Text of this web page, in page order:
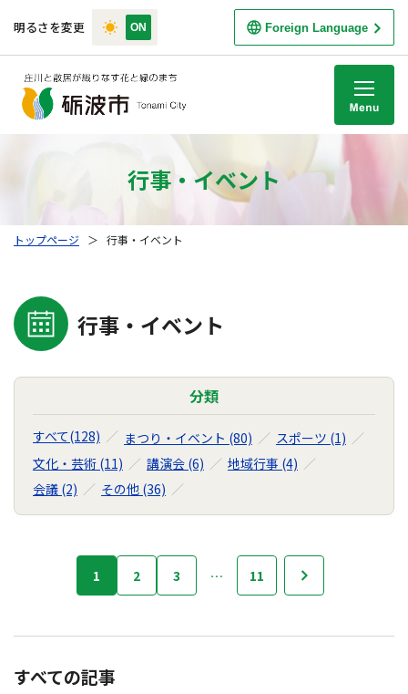
明るさを変更 Foreign Language
行事・イベント
トップページ ＞ 行事・イベント
行事・イベント
分類
すべて(128) まつり・イベント (80)
スポーツ (1)
文化・芸術 (11)
講演会 (6)
地域行事 (4)
会議 (2)
その他 (36)
ト
の
1 2 3 … 11
すべての記事